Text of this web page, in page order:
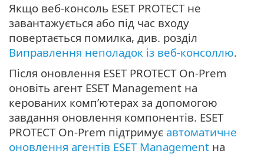
Якщо веб-консоль ESET PROTECT не
завантажується або під час входу
повертається помилка, див. розділ
Виправлення неполадок із веб-консоллю.
Після оновлення ESET PROTECT On-Prem
оновіть агент ESET Management на
керованих комп’ютерах за допомогою
завдання оновлення компонентів. ESET
PROTECT On-Prem підтримує автоматичне
оновлення агентів ESET Management на